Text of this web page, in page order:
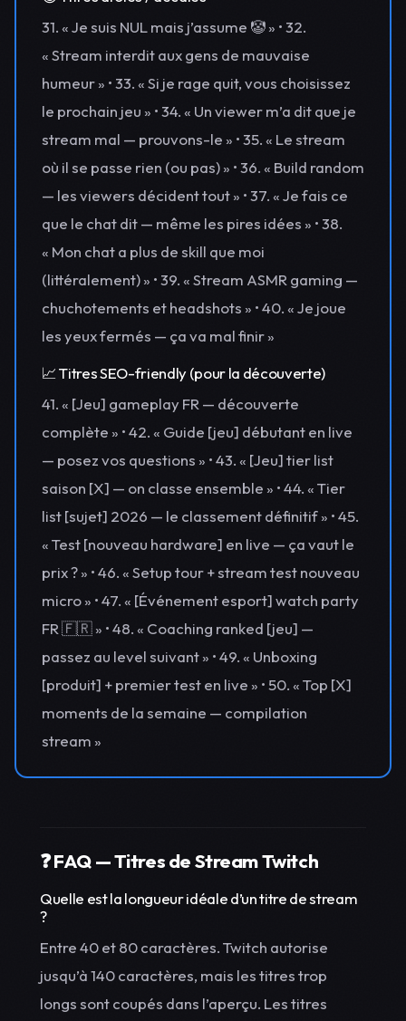
31. « Je suis NUL mais j’assume 🤡 » • 32.
« Stream interdit aux gens de mauvaise
humeur » • 33. « Si je rage quit, vous choisissez
le prochain jeu » • 34. « Un viewer m’a dit que je
stream mal — prouvons-le » • 35. « Le stream
où il se passe rien (ou pas) » • 36. « Build random
— les viewers décident tout » • 37. « Je fais ce
que le chat dit — même les pires idées » • 38.
« Mon chat a plus de skill que moi
(littéralement) » • 39. « Stream ASMR gaming —
chuchotements et headshots » • 40. « Je joue
les yeux fermés — ça va mal finir »
📈 Titres SEO-friendly (pour la découverte)
41. « [Jeu] gameplay FR — découverte
complète » • 42. « Guide [jeu] débutant en live
— posez vos questions » • 43. « [Jeu] tier list
saison [X] — on classe ensemble » • 44. « Tier
list [sujet] 2026 — le classement définitif » • 45.
« Test [nouveau hardware] en live — ça vaut le
prix ? » • 46. « Setup tour + stream test nouveau
micro » • 47. « [Événement esport] watch party
FR 🇫🇷 » • 48. « Coaching ranked [jeu] —
passez au level suivant » • 49. « Unboxing
[produit] + premier test en live » • 50. « Top [X]
moments de la semaine — compilation
stream »
❓ FAQ — Titres de Stream Twitch
Quelle est la longueur idéale d’un titre de stream
?
Entre 40 et 80 caractères. Twitch autorise
jusqu’à 140 caractères, mais les titres trop
longs sont coupés dans l’aperçu. Les titres